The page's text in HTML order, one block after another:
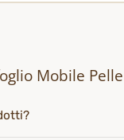
Mobile